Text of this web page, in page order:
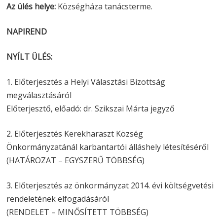
Az ülés helye: Községháza tanácsterme.
NAPIREND
NYÍLT ÜLÉS:
1. Előterjesztés a Helyi Választási Bizottság
megválasztásáról
Előterjesztő, előadó: dr. Szikszai Márta jegyző
2. Előterjesztés Kerekharaszt Község
Önkormányzatánál karbantartói álláshely létesítéséről
(HATÁROZAT – EGYSZERŰ TÖBBSÉG)
3. Előterjesztés az önkormányzat 2014. évi költségvetési
rendeletének elfogadásáról
(RENDELET – MINŐSÍTETT TÖBBSÉG)